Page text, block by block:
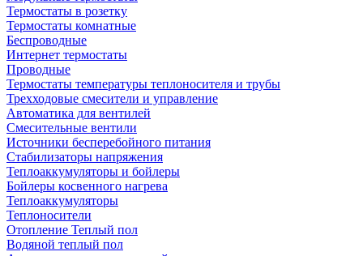
Термостаты в розетку
Термостаты комнатные
Беспроводные
Интернет термостаты
Проводные
Термостаты температуры теплоносителя и трубы
Трехходовые смесители и управление
Автоматика для вентилей
Смесительные вентили
Источники бесперебойного питания
Стабилизаторы напряжения
Теплоаккумуляторы и бойлеры
Бойлеры косвенного нагрева
Теплоаккумуляторы
Теплоносители
Отопление Теплый пол
Водяной теплый пол